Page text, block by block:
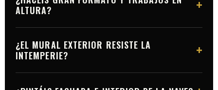
ALTURA?
+
formación PRL y de trabajos en altura necesaria,
además de Seguro de Responsabilidad Civil. El gran
formato de +100 m² es una de nuestras
especialidades.
¿EL MURAL EXTERIOR RESISTE LA
INTEMPERIE?
+